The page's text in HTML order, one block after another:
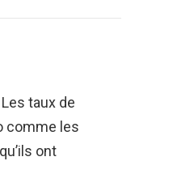
taux de
comme les
ont